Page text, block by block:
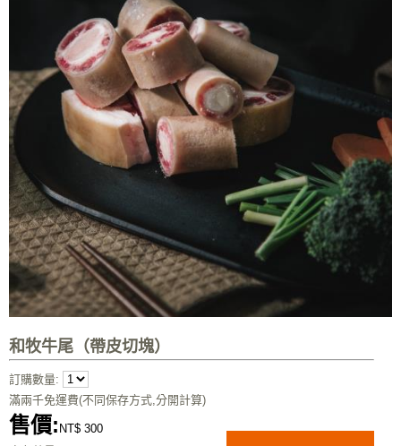
和牧牛尾（帶皮切塊）
訂購數量:
滿兩千免運費(不同保存方式,分開計算)
售價: NT$ 300